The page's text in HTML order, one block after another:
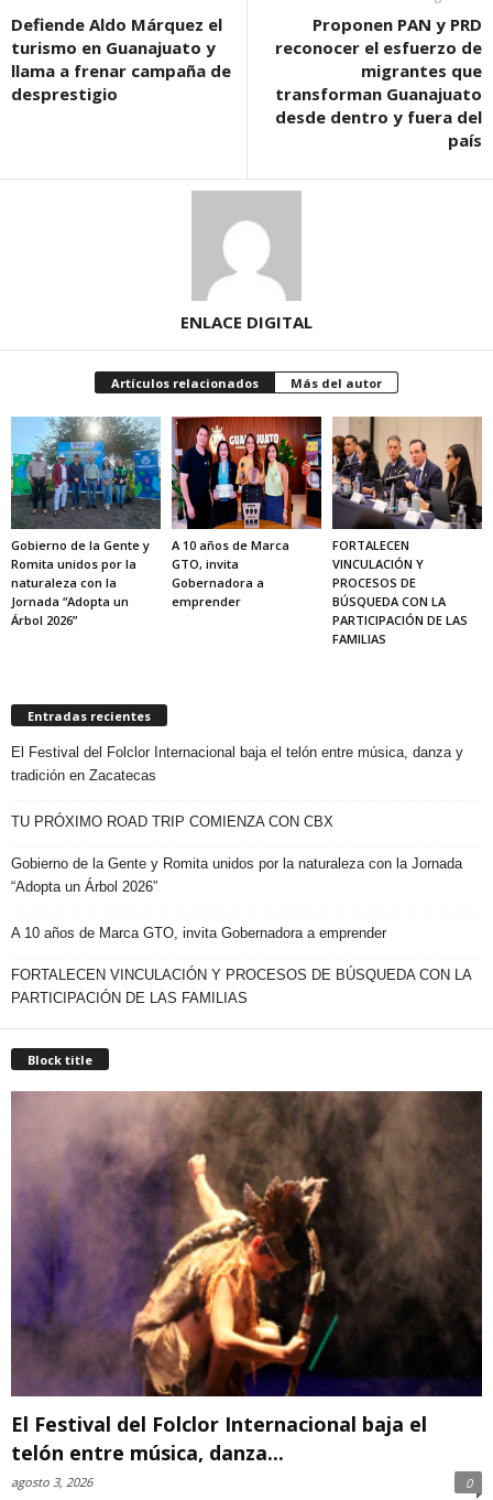
Defiende Aldo Márquez el
turismo en Guanajuato y
llama a frenar campaña de
desprestigio
Proponen PAN y PRD
reconocer el esfuerzo de
migrantes que
transforman Guanajuato
desde dentro y fuera del
país
ENLACE DIGITAL
Artículos relacionados Más del autor
Gobierno de la Gente y
Romita unidos por la
naturaleza con la
Jornada “Adopta un
Árbol 2026”
A 10 años de Marca
GTO, invita
Gobernadora a
emprender
FORTALECEN
VINCULACIÓN Y
PROCESOS DE
BÚSQUEDA CON LA
PARTICIPACIÓN DE LAS
FAMILIAS
Entradas recientes
El Festival del Folclor Internacional baja el telón entre música, danza y
tradición en Zacatecas
TU PRÓXIMO ROAD TRIP COMIENZA CON CBX
Gobierno de la Gente y Romita unidos por la naturaleza con la Jornada
“Adopta un Árbol 2026”
A 10 años de Marca GTO, invita Gobernadora a emprender
FORTALECEN VINCULACIÓN Y PROCESOS DE BÚSQUEDA CON LA
PARTICIPACIÓN DE LAS FAMILIAS
Block title
El Festival del Folclor Internacional baja el
telón entre música, danza...
agosto 3, 2026 0